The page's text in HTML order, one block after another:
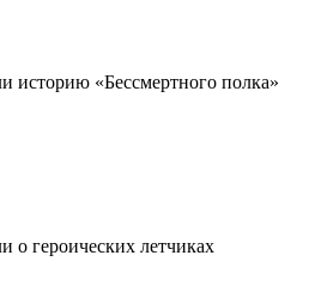
историю «Бессмертного полка»
о героических летчиках